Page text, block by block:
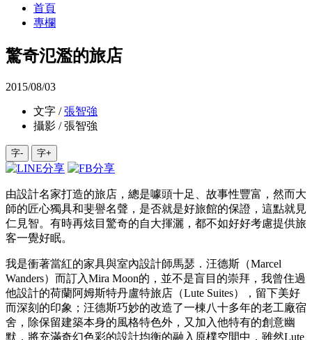
首頁
專欄
驚奇氾濫的旅店
2015/08/03
文字 /張智強
攝影 / 張智強
字- 字+
由設計名家打造的旅店，總是噱頭十足、故事性豐富，然而大
師的匠心獨具和斐譽名聲，是否就是好旅館的保證，這點就見
仁見智。有時再炫目驚奇的自大揮灑，都不如好好考慮提供旅
客一覺好眠。
我是衝著當紅的家具與室內設計師馬瑟．汪德斯（Marcel
Wanders）而訂入Mira Moon的，並不是盲目的崇拜，我曾住過
他設計的荷蘭阿姆斯特丹盧特旅店（Lute Suites），留下美好
而深刻的印象；汪德斯巧妙的改造了一棟八十多年的老工廠宿
舍，除保留建築本身的風格特色外，又加入他特有的創意幽
默，將充滿奇幻色彩的設計均衡的融入原樸空間中，雖然Lute